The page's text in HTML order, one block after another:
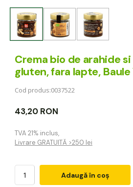
Crema bio de arahide
gluten, fara lapte,
Cod produs:0037522
43,20 RON
TVA 21% inclus,
Livrare GRATUITĂ >250 lei
Adaugă în coș